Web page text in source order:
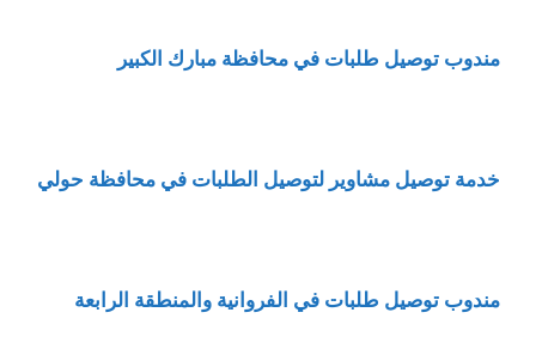
مندوب توصيل طلبات في محافظة مبارك الكبير
خدمة توصيل مشاوير لتوصيل الطلبات في محافظة حولي
مندوب توصيل طلبات في الفروانية والمنطقة الرابعة